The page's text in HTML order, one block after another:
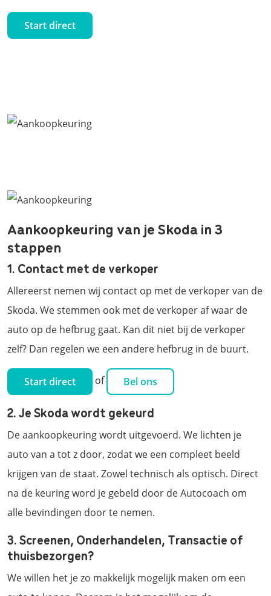
Start direct
Aankoopkeuring van je Skoda in 3
stappen
1. Contact met de verkoper
Allereerst nemen wij contact op met de verkoper van de
Skoda. We stemmen ook met de verkoper af waar de
auto op de hefbrug gaat. Kan dit niet bij de verkoper
zelf? Dan regelen we een andere hefbrug in de buurt.
Start direct of Bel ons
2. Je Skoda wordt gekeurd
De aankoopkeuring wordt uitgevoerd. We lichten je
auto van a tot z door, zodat we een compleet beeld
krijgen van de staat. Zowel technisch als optisch. Direct
na de keuring word je gebeld door de Autocoach om
alle bevindingen door te nemen.
3. Screenen, Onderhandelen, Transactie of
thuisbezorgen?
We willen het je zo makkelijk mogelijk maken om een